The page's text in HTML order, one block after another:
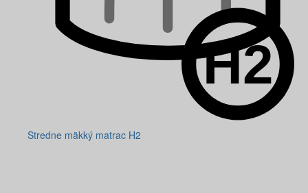
Stredne mäkký matrac H2